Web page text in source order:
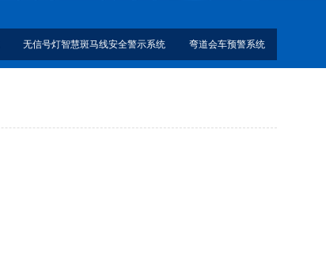
无信号灯智慧斑马线安全警示系统 弯道会车预警系统